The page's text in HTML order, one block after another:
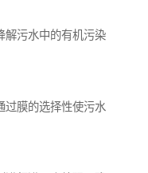
污水中的有机污染
膜的选择性使污水